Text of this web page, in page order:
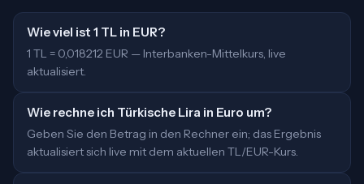
Wie viel ist 1 TL in EUR?
1 TL = 0,018212 EUR — Interbanken-Mittelkurs, live
aktualisiert.
Wie rechne ich Türkische Lira in Euro um?
Geben Sie den Betrag in den Rechner ein; das Ergebnis
aktualisiert sich live mit dem aktuellen TL/EUR-Kurs.